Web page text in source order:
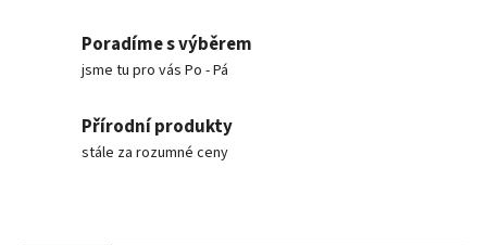
Poradíme s výběrem
jsme tu pro vás Po - Pá
Přírodní produkty
stále za rozumné ceny